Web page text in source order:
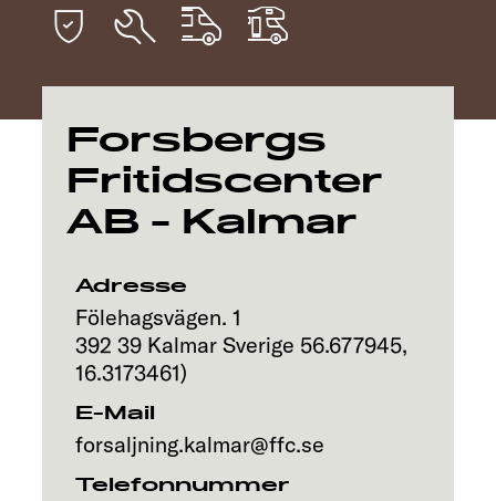
Oplev
Service
Forsbergs
Fritidscenter
AB - Kalmar
Adresse
Fölehagsvägen. 1
392 39 Kalmar Sverige 56.677945,
16.3173461)
E-Mail
forsaljning.kalmar@ffc.se
Telefonnummer